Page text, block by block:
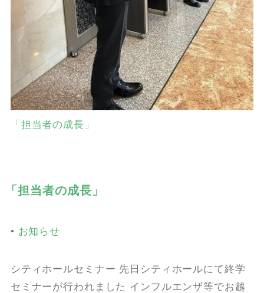
「担当者の成長」
「担当者の成長」
• お知らせ
シティホールセミナー 先日シティホールにて終学
セミナーが行われました インフルエンザ等でお越